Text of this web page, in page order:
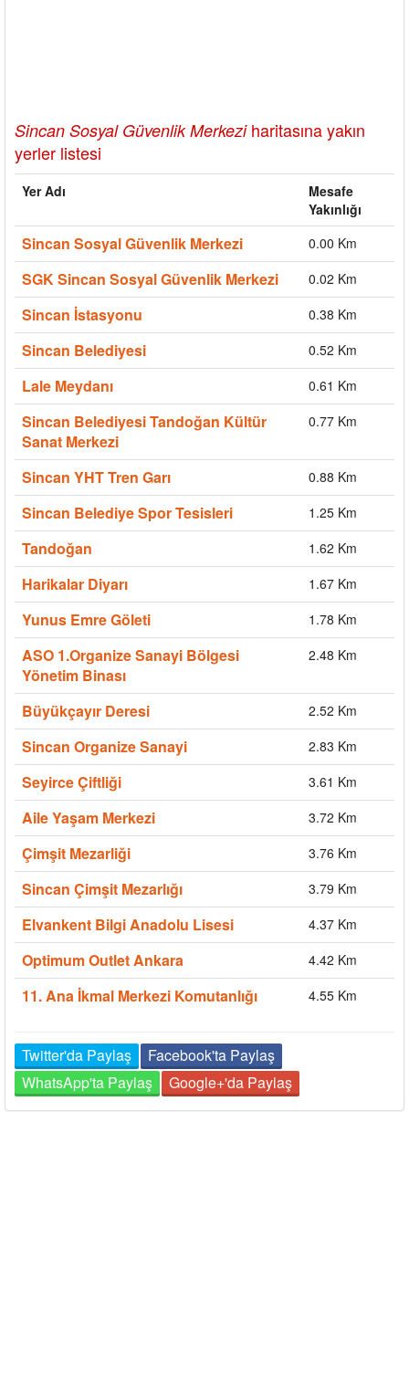
Sincan Sosyal Güvenlik Merkeziharitasına yakın
yerler listesi
Yer Adı
Mesafe
Yakınlığı
Sincan Sosyal Güvenlik Merkezi 0.00 Km
SGK Sincan Sosyal Güvenlik Merkezi 0.02 Km
Sincan İstasyonu 0.38 Km
Sincan Belediyesi 0.52 Km
Lale Meydanı 0.61 Km
Sincan Belediyesi Tandoğan Kültür
Sanat Merkezi
0.77 Km
Sincan YHT Tren Garı 0.88 Km
Sincan Belediye Spor Tesisleri 1.25 Km
Tandoğan 1.62 Km
Harikalar Diyarı 1.67 Km
Yunus Emre Göleti 1.78 Km
ASO 1.Organize Sanayi Bölgesi
Yönetim Binası
2.48 Km
Büyükçayır Deresi 2.52 Km
Sincan Organize Sanayi 2.83 Km
Seyirce Çiftliği 3.61 Km
Aile Yaşam Merkezi 3.72 Km
Çimşit Mezarliği 3.76 Km
Sincan Çimşit Mezarlığı 3.79 Km
Elvankent Bilgi Anadolu Lisesi 4.37 Km
Optimum Outlet Ankara 4.42 Km
11. Ana İkmal Merkezi Komutanlığı 4.55 Km
Twitter'da Paylaş
Facebook'ta Paylaş
WhatsApp'ta Paylaş
Google+'da Paylaş